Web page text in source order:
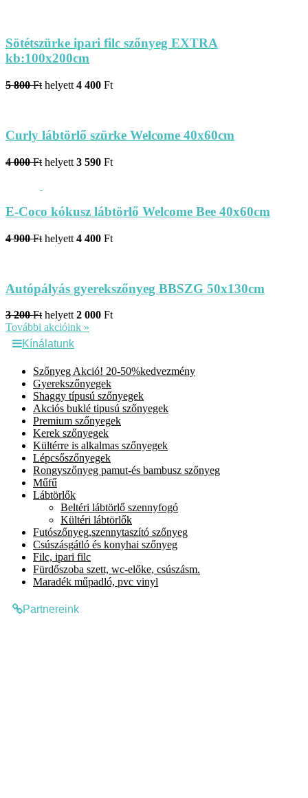
Sötétszürke ipari filc szőnyeg EXTRA
kb:100x200cm
5 800 Ft helyett 4 400 Ft
Curly lábtörlő szürke Welcome 40x60cm
4 000 Ft helyett 3 590 Ft
E-Coco kókusz lábtörlő Welcome Bee 40x60cm
4 900 Ft helyett 4 400 Ft
Autópályás gyerekszőnyeg BBSZG 50x130cm
3 200 Fthelyett2 000 Ft
További akcióink »
Kínálatunk
Szőnyeg Akció! 20-50%kedvezmény
Gyerekszőnyegek
Shaggy típusú szőnyegek
Akciós buklé tipusú szőnyegek
Premium szőnyegek
Kerek szőnyegek
Kültérre is alkalmas szőnyegek
Lépcsőszőnyegek
Rongyszőnyeg pamut-és bambusz szőnyeg
Műfű
Lábtörlők
Beltéri lábtörlő szennyfogó
Kültéri lábtörlők
Futószőnyeg,szennytaszító szőnyeg
Csúszásgátló és konyhai szőnyeg
Filc, ipari filc
Fürdőszoba szett, wc-előke, csúszásm.
Maradék műpadló, pvc vinyl
Partnereink